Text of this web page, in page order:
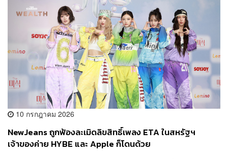
10 กรกฎาคม 2026
NewJeans ถูกฟ้องละเมิดลิขสิทธิ์เพลง ETA ในสหรัฐฯ
เจ้าของค่าย HYBE และ Apple ก็โดนด้วย